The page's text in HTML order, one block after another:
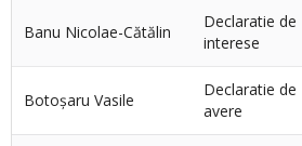
Banu Nicolae-Cătălin
Declaratie de
interese
Botoșaru Vasile
Declaratie de
avere